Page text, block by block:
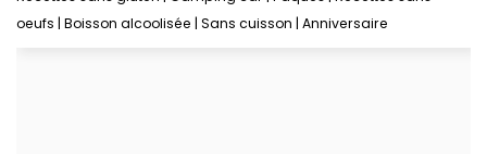
oeufs Boisson alcoolisée Sans cuisson Anniversaire